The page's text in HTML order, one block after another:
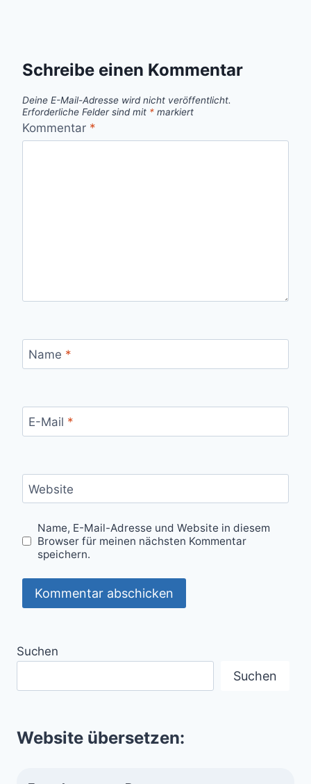
Schreibe einen Kommentar
Deine E-Mail-Adresse wird nicht veröffentlicht.
Erforderliche Felder sind mit * markiert
Kommentar *
Name *
E-Mail *
Website
Name, E-Mail-Adresse und Website in diesem
Browser für meinen nächsten Kommentar
speichern.
Suchen
Suchen
Website übersetzen: